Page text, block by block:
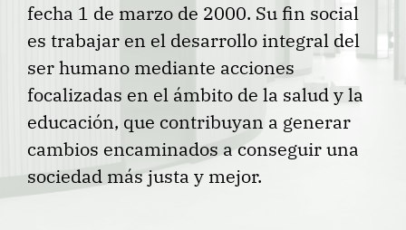
fecha 1 de marzo de 2000. Su fin social
es trabajar en el desarrollo integral del
ser humano mediante acciones
focalizadas en el ámbito de la salud y la
educación, que contribuyan a generar
cambios encaminados a conseguir una
sociedad más justa y mejor.